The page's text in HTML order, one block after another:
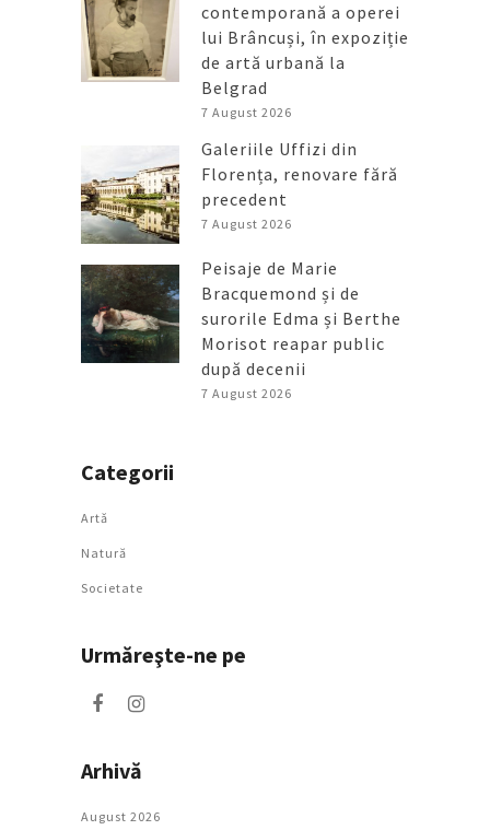
contemporană a operei
lui Brâncuși, în expoziție
de artă urbană la
Belgrad
7 August 2026
Galeriile Uffizi din
Florența, renovare fără
precedent
7 August 2026
Peisaje de Marie
Bracquemond și de
surorile Edma și Berthe
Morisot reapar public
după decenii
7 August 2026
Categorii
Artǎ
Natură
Societate
Urmăreşte-ne pe
Arhivă
August 2026